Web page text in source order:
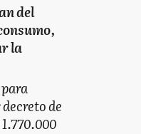
del
la
de